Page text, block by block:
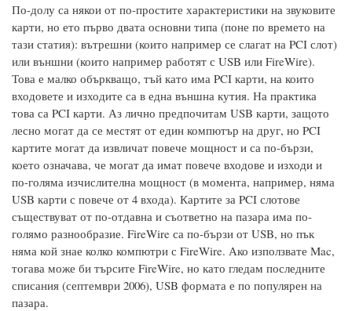
По-долу са някои от по-простите характеристики на звуковите
карти, но ето първо двата основни типа (поне по времето на
тази статия): вътрешни (които например се слагат на PCI слот)
или външни (които например работят с USB или FireWire).
Това е малко объркващо, тъй като има PCI карти, на които
входовете и изходите са в една външна кутия. На практика
това са PCI карти. Аз лично предпочитам USB карти, защото
лесно могат да се местят от един компютър на друг, но PCI
картите могат да извличат повече мощност и са по-бързи,
което означава, че могат да имат повече входове и изходи и
по-голяма изчислителна мощност (в момента, например, няма
USB карти с повече от 4 входа). Картите за PCI слотове
съществуват от по-отдавна и съответно на пазара има по-
голямо разнообразие. FireWire са по-бързи от USB, но пък
няма кой знае колко компютри с FireWire. Ако използвате Mac,
тогава може би търсите FireWire, но като гледам последните
списания (септември 2006), USB формата е по популярен на
пазара.